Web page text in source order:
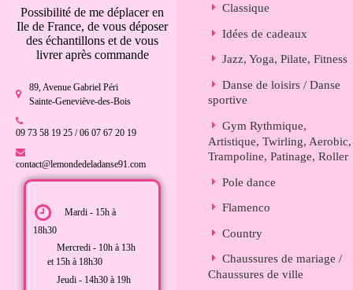
Possibilité de me déplacer en
Ile de France, de vous déposer
des échantillons et de vous
livrer après commande
89, Avenue Gabriel Péri
Sainte-Geneviève-des-Bois
09 73 58 19 25 / 06 07 67 20 19
contact@lemondedeladanse91.com
Mardi - 15h à
18h30
Mercredi - 10h à 13h
et 15h à 18h30
Jeudi - 14h30 à 19h
Classique
Idées de cadeaux
Jazz, Yoga, Pilate, Fitness
Danse de loisirs / Danse
sportive
Gym Rythmique,
Artistique, Twirling, Aerobic,
Trampoline, Patinage, Roller
Pole dance
Flamenco
Country
Chaussures de mariage /
Chaussures de ville